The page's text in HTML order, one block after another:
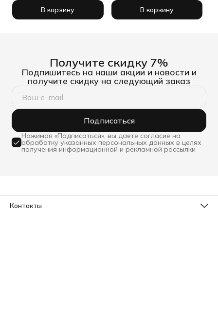
В корзину В корзину
Получите скидку 7%
Подпишитесь на наши акции и новости и
получите скидку на следующий заказ
Подписаться
Нажимая «Подписаться», вы даете согласие на
обработку указанных персональных данных в целях
получения информационной и рекламной рассылки
Контакты